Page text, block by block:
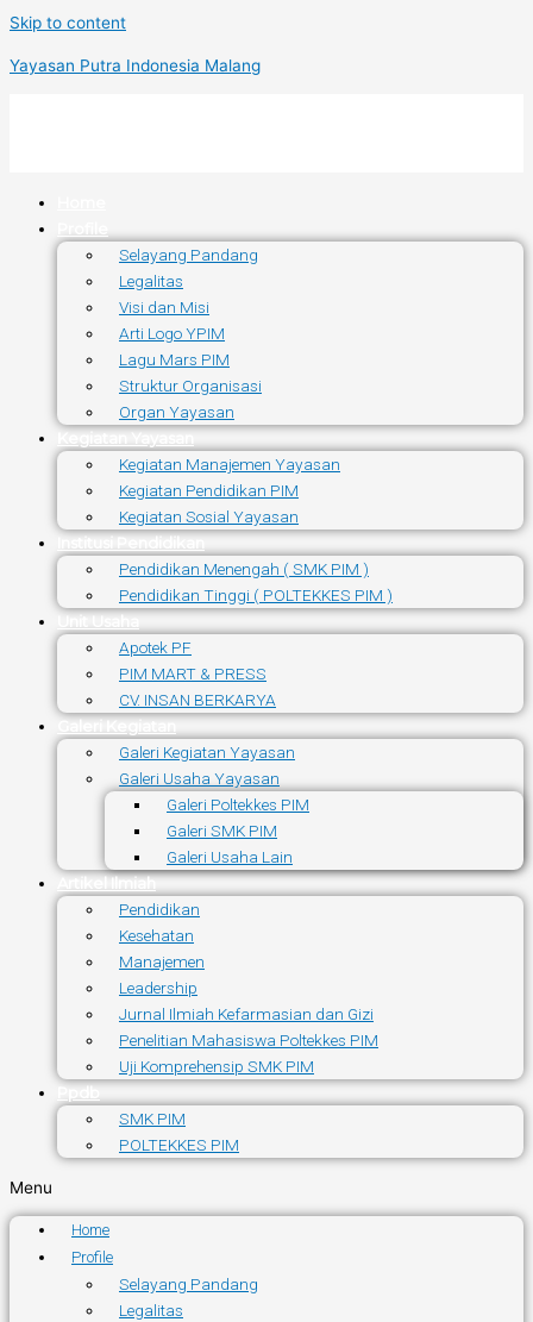
Skip to content
Yayasan Putra Indonesia Malang
Selayang Pandang
Legalitas
Visi dan Misi
Arti Logo YPIM
Lagu Mars PIM
Struktur Organisasi
Organ Yayasan
Kegiatan Yayasan
Kegiatan Manajemen Yayasan
Kegiatan Pendidikan PIM
Kegiatan Sosial Yayasan
Institusi Pendidikan
Pendidikan Menengah ( SMK PIM )
Pendidikan Tinggi ( POLTEKKES PIM )
Unit Usaha
Apotek PF
PIM MART & PRESS
CV. INSAN BERKARYA
Galeri Kegiatan
Galeri Kegiatan Yayasan
Galeri Usaha Yayasan
Galeri Poltekkes PIM
Galeri SMK PIM
Galeri Usaha Lain
Artikel Ilmiah
Pendidikan
Kesehatan
Manajemen
Leadership
Jurnal Ilmiah Kefarmasian dan Gizi
Penelitian Mahasiswa Poltekkes PIM
Uji Komprehensip SMK PIM
Ppdb
SMK PIM
POLTEKKES PIM
Menu
Home
Profile
Selayang Pandang
Legalitas